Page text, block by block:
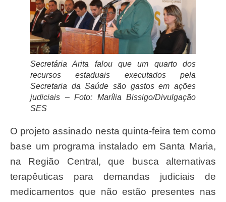
Secretária Arita falou que um quarto dos
recursos estaduais executados pela
Secretaria da Saúde são gastos em ações
judiciais – Foto: Marília Bissigo/Divulgação
SES
O projeto assinado nesta quinta-feira tem como
base um programa instalado em Santa Maria,
na Região Central, que busca alternativas
terapêuticas para demandas judiciais de
medicamentos que não estão presentes nas